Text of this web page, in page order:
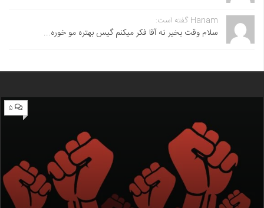
Hanam گفته است:
سلام وقت بخیر نه آقا فکر میکنم گیس بهتره مو خوره...
۵